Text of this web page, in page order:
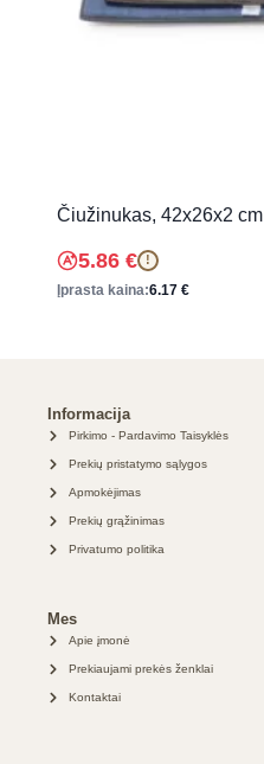
Čiužinukas, 42x26x2 cm
5.86 € !
Įprasta kaina:6.17 €
Informacija
Pirkimo - Pardavimo Taisyklės
Prekių pristatymo sąlygos
Apmokėjimas
Prekių grąžinimas
Privatumo politika
Mes
Apie įmonė
Prekiaujami prekės ženklai
Kontaktai